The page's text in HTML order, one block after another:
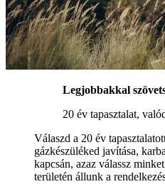
Legjobbakkal
20 év tapasztalat,
Válaszd a 20 év
gázkészüléked javítása,
kapcsán, azaz válassz
területén állunk a